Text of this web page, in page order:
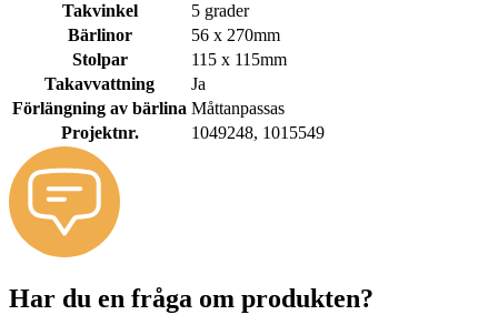
Takvinkel
5 grader
Bärlinor
56 x 270mm
Stolpar
115 x 115mm
Takavvattning
Ja
Förlängning av bärlina Måttanpassas
Projektnr.
1049248, 1015549
Har du en fråga om produkten?